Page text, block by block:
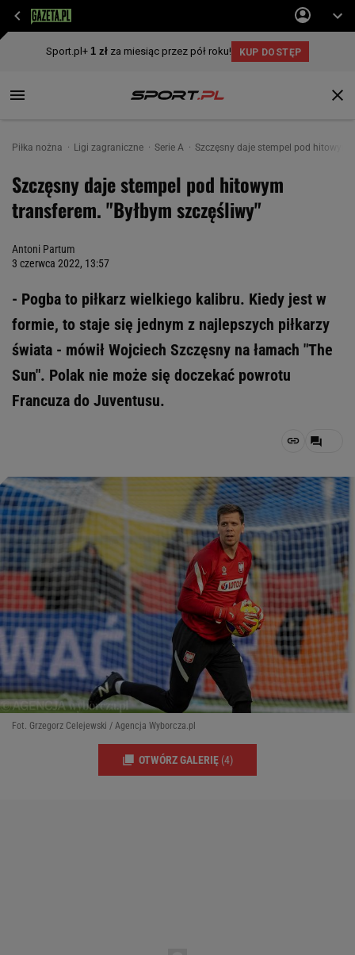
Piłka nożna Ligi zagraniczne Serie A Szczęsny daje stempel pod hitowym
Szczęsny daje stempel pod hitowym
transferem. "Byłbym szczęśliwy"
Antoni Partum
3 czerwca 2022, 13:57
- Pogba to piłkarz wielkiego kalibru. Kiedy jest w
formie, to staje się jednym z najlepszych piłkarzy
świata - mówił Wojciech Szczęsny na łamach "The
Sun". Polak nie może się doczekać powrotu
Francuza do Juventusu.
Fot. Grzegorz Celejewski / Agencja Wyborcza.pl
OTWÓRZ GALERIĘ (4)